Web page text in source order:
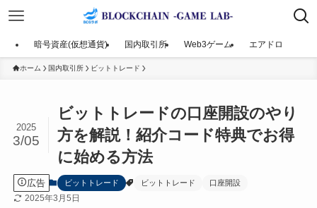
暗号資産(仮想通貨) 国内取引所 Web3ゲーム エアドロ
ホーム 国内取引所 ビットトレード
ビットトレードの口座開設のやり
方を解説！紹介コード特典でお得
に始める方法
2025
3/05
広告 ビットトレード ビットトレード 口座開設
2025年3月5日